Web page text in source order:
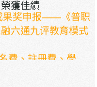
獲佳績
果奖申报——《普职
六通九评教育模式
費、註冊費、學